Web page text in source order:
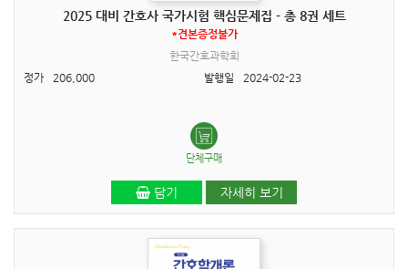
2025 대비 간호사 국가시험 핵심문제집 - 총 8권 세트
*견본증정불가
한국간호과학회
정가
206,000 발행일 2024-02-23
단체구매
담기 자세히 보기